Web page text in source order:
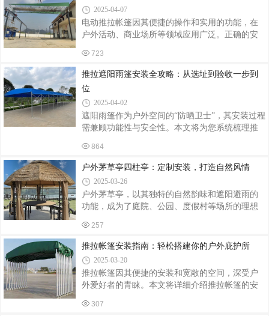
的点睛之笔。定制设计：满足多元需求户外茅草
亭、四柱亭的定制设计是其魅力所在。在园林景
观中，无论是古典园林的曲径通幽，还是现代园
林的简洁明快，都能找到与之匹配的风格。商家
可根据品牌特色或经营主题，为商业街区、度假
草亭，搭配特色照明、绿植装饰等，营造出温
2025-04-07
电动推拉帐篷因其便捷的操作和实用的功能，在
户外活动、商业场所等领域应用广泛。正确的安
其使用寿命。以下是电动推拉帐篷的安装流程及
注意事项。安装流程前期准备场地勘察：仔细查
看安装场地，确保地面平整、坚实，无障碍物和
影响安装的因素。测量场地尺寸，明确推拉帐篷
的安装位置和范围。材料和工具准备：依据设计
要求，准备好所需材料，如钢结构框架、篷布、
电动驱动系统、滑轮、螺栓等。同时，准备好安
装工具，如电焊机、电钻、扳手、卷尺、吊车
723
推拉遮阳雨篷安装全攻略：从选址到验收一步到
位
2025-04-02
遮阳雨篷作为户外空间的“防晒卫士”，其安装过程
需兼顾功能性与安全性。本文将为您系统梳理推
外环境。一、安装前准备：规划先行，事半功倍
选址规划功能定位：根据需求确定遮阳范围，优
先考虑阳光直射区与雨水汇集点。场地测量：使
用卷尺测量安装区域尺寸，标注立柱固定点（建
议间距≤3米）。合规检查：查阅当地建筑规范，
部分区域需提前报备物业或城管部门。工具材料
清单必备工具：电钻、冲击钻、扳手、水平仪、
线篷布、膨胀螺栓、密封胶条。辅助耗
864
户外茅草亭四柱亭：定制安装，打造自然风情
2025-03-26
户外茅草亭，以其独特的自然韵味和遮阳避雨的
功能，成为了庭院、公园、度假村等场所的理想
的设计，深受人们喜爱。而定制安装，更是满足
了不同场所和个人的个性化需求。定制四柱亭，
从选材到设计，都可根据客户需求进行个性化调
整。优质的防腐木或金属框架，搭配天然的茅草
屋顶，既保证了亭子的耐用性，又增添了自然美
感。设计上，可根据场地大小、环境氛围和客户
需求，进行形状、尺寸和装饰的定制，确保亭子
257
推拉帐篷安装指南：轻松搭建你的户外庇护所
2025-03-20
推拉帐篷因其便捷的安装和宽敞的空间，深受户
外爱好者的青睐。本文将详细介绍推拉帐篷的安
所。一、准备工作选择合适的营地：选择平坦、
307